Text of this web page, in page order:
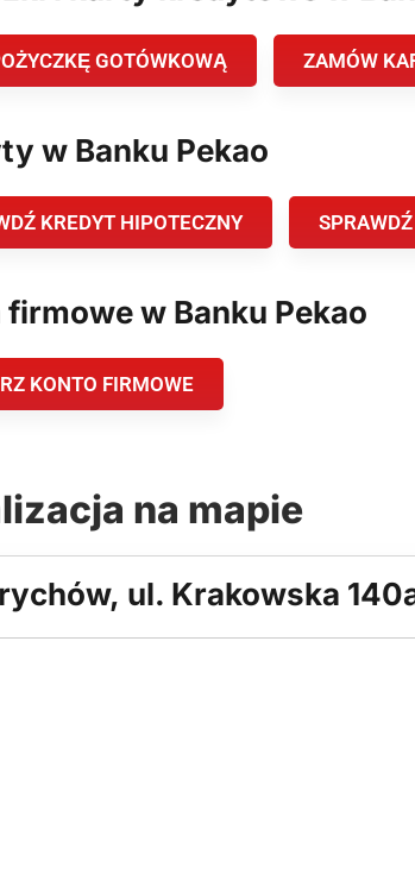
GOTÓWKOWĄ ZAMÓW
w Banku Pekao
KREDYT HIPOTECZNY
firmowe w Banku Pekao
KONTO FIRMOWE
na mapie
ul. Krakowska